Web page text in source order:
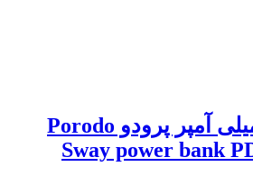
پاوربانک 60000 میلی آمپر پرودو Porodo
Sway power bank